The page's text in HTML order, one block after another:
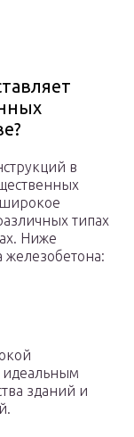
в
широкое
типах
Ниже
идеальным
зданий и